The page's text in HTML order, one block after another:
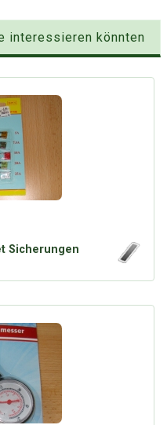
interessieren könnten
Sicherungen